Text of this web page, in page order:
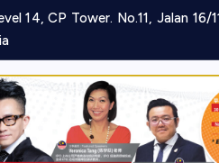
14, CP Tower. No.11, Jalan 16/